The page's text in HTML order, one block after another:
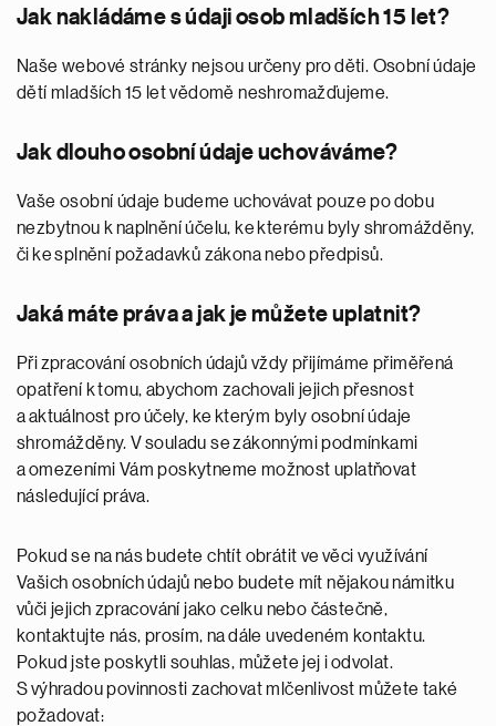
Jak nakládáme s údaji osob mladších 15 let?
Naše webové stránky nejsou určeny pro děti. Osobní údaje
dětí mladších 15 let vědomě neshromažďujeme.
Jak dlouho osobní údaje uchováváme?
Vaše osobní údaje budeme uchovávat pouze po dobu
nezbytnou k naplnění účelu, ke kterému byly shromážděny,
či ke splnění požadavků zákona nebo předpisů.
Jaká máte práva a jak je můžete uplatnit?
Při zpracování osobních údajů vždy přijímáme přiměřená
opatření k tomu, abychom zachovali jejich přesnost
a aktuálnost pro účely, ke kterým byly osobní údaje
shromážděny. V souladu se zákonnými podmínkami
a omezeními Vám poskytneme možnost uplatňovat
následující práva.
Pokud se na nás budete chtít obrátit ve věci využívání
Vašich osobních údajů nebo budete mít nějakou námitku
vůči jejich zpracování jako celku nebo částečně,
kontaktujte nás, prosím, na dále uvedeném kontaktu.
Pokud jste poskytli souhlas, můžete jej i odvolat.
S výhradou povinnosti zachovat mlčenlivost můžete také
požadovat: